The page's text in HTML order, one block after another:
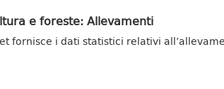
e foreste: Allevamenti
fornisce i dati statistici relativi